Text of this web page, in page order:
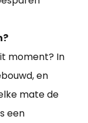
moment? In
en
mate de
een